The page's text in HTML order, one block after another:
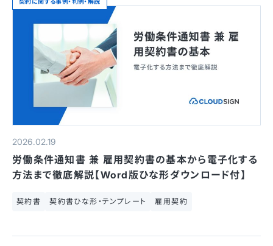
2026.02.19
労働条件通知書 兼 雇用契約書の基本から電子化する
方法まで徹底解説【Word版ひな形ダウンロード付】
契約書 契約書ひな形・テンプレート 雇用契約